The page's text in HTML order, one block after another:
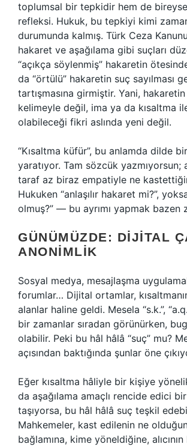
toplumsal bir tepkidir hem de
refleksi. Hukuk, bu tepkiyi kimi
durumunda kalmış. Türk Ceza
hakaret ve aşağılama gibi suçları
“açıkça söylenmiş” hakaretin
da “örtülü” hakaretin suç sayılması
tartışmasına girmiştir. Yani, hakaretin
kelimeyle değil, ima ya da kısaltma
olabileceği fikri aslında yeni değil.
“Kısaltma küfür”, bu anlamda dilde
yaratıyor. Tam sözcük yazmıyorsun;
taraf az biraz empatiyle ne
Hukuken “anlaşılır hakaret mi?”,
olmuş?” — bu ayrımı yapmak bazen
GÜNÜMÜZDE: DIJITAL
ANONIMLIK
Sosyal medya, mesajlaşma
forumlar… Dijital ortamlar,
alanlar haline geldi. Mesela “s.k.”,
bir zamanlar sıradan görünürken,
olabilir. Peki bu hâl hâlâ “suç” mu?
açısından baktığında şunlar öne
Eğer kısaltma hâliyle bir kişiye
da aşağılama amaçlı rencide edici
taşıyorsa, bu hâl hâlâ suç teşkil
Mahkemeler, kast edilenin ne
bağlamına, kime yöneldiğine,